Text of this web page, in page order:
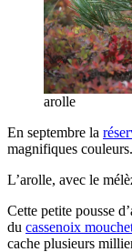
arolle
En septembre la
magnifiques couleurs.
L’arolle, avec le
Cette petite pousse
du cassenoix
cache plusieurs